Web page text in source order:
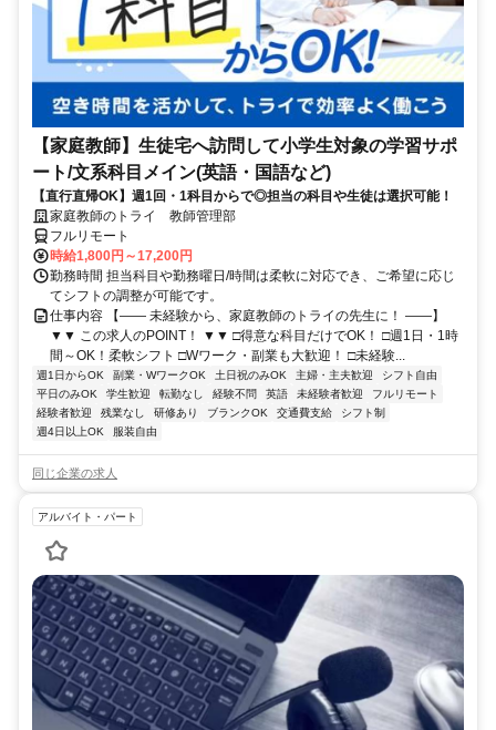
【家庭教師】生徒宅へ訪問して小学生対象の学習サポ
ート/文系科目メイン(英語・国語など)
【直行直帰OK】週1回・1科目からで◎担当の科目や生徒は選択可能！
家庭教師のトライ 教師管理部
フルリモート
時給1,800円～17,200円
勤務時間 担当科目や勤務曜日/時間は柔軟に対応でき、ご希望に応じ
てシフトの調整が可能です。
仕事内容 【―― 未経験から、家庭教師のトライの先生に！ ――】
▼▼ この求人のPOINT！ ▼▼ □得意な科目だけでOK！ □週1日・1時
間～OK！柔軟シフト □Wワーク・副業も大歓迎！ □未経験...
週1日からOK 副業・WワークOK 土日祝のみOK 主婦・主夫歓迎
シフト自由
平日のみOK
学生歓迎 転勤なし 経験不問 英語 未経験者歓迎
フルリモート
経験者歓迎
残業なし 研修あり ブランクOK 交通費支給
シフト制
週4日以上OK
服装自由
同じ企業の求人
アルバイト・パート